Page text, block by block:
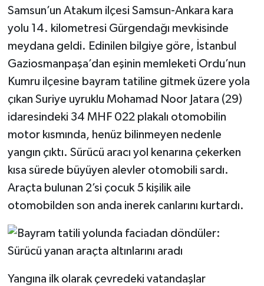
Samsun’un Atakum ilçesi Samsun-Ankara kara
yolu 14. kilometresi Gürgendağı mevkisinde
meydana geldi. Edinilen bilgiye göre, İstanbul
Gaziosmanpaşa’dan eşinin memleketi Ordu’nun
Kumru ilçesine bayram tatiline gitmek üzere yola
çıkan Suriye uyruklu Mohamad Noor Jatara (29)
idaresindeki 34 MHF 022 plakalı otomobilin
motor kısmında, henüz bilinmeyen nedenle
yangın çıktı. Sürücü aracı yol kenarına çekerken
kısa sürede büyüyen alevler otomobili sardı.
Araçta bulunan 2’si çocuk 5 kişilik aile
otomobilden son anda inerek canlarını kurtardı.
Yangına ilk olarak çevredeki vatandaşlar